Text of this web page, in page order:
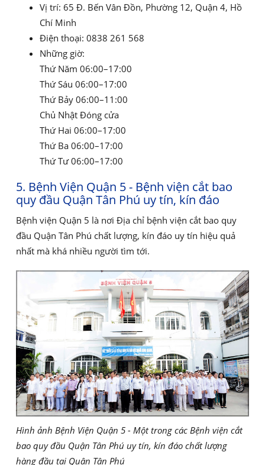
Vị trí: 65 Đ. Bến Vân Đồn, Phường 12, Quận 4, Hồ
Chí Minh
Điện thoại: 0838 261 568
Những giờ:
Thứ Năm 06:00–17:00
Thứ Sáu 06:00–17:00
Thứ Bảy 06:00–11:00
Chủ Nhật Đóng cửa
Thứ Hai 06:00–17:00
Thứ Ba 06:00–17:00
Thứ Tư 06:00–17:00
5. Bệnh Viện Quận 5 - Bệnh viện cắt bao
quy đầu Quận Tân Phú uy tín, kín đáo
Bệnh viện Quận 5 là nơi Địa chỉ bệnh viện cắt bao quy
đầu Quận Tân Phú chất lượng, kín đáo uy tín hiệu quả
nhất mà khá nhiều người tìm tới.
Hình ảnh Bệnh Viện Quận 5 - Một trong các Bệnh viện cắt
bao quy đầu Quận Tân Phú uy tín, kín đáo chất lượng
hàng đầu tại Quận Tân Phú